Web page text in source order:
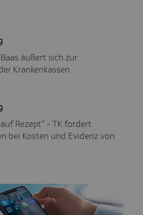
äußert sich zur
Krankenkassen
Rezept“ - TK fordert
bei Kosten und Evidenz von